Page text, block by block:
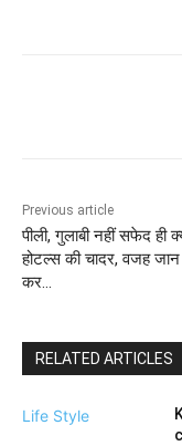
Previous article
पीली, गुलाबी नहीं सफेद ही
होटल्स की चादर, वजह जान
कर…
RELATED ARTICLES
Life Style